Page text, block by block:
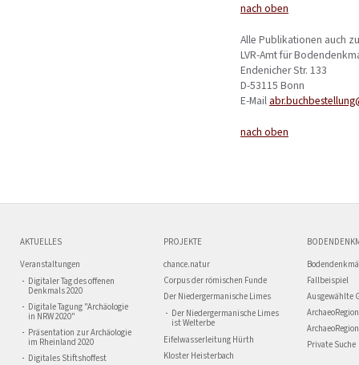
nach oben
Alle Publikationen auch
LVR-Amt für
Endenicher Str. 133
D-53115 Bonn
E-Mail
nach oben
AKTUELLES
Veranstaltungen
Digitaler Tag des offenen
Denkmals 2020
Digitale Tagung "Archäologie
in NRW 2020"
Präsentation zur Archäologie
im Rheinland 2020
Digitales Stiftshoffest
PROJEKTE
chance.natur
Corpus der römischen Funde
Der Niedergermanische Limes
Der Niedergermanische Limes
ist Welterbe
Eifelwasserleitung Hürth
Kloster Heisterbach
Fallbeispiel
Ausgewählte
Private Suche